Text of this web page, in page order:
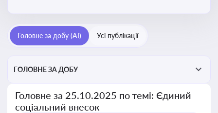
Головне за добу (AI) Усі публікації
ГОЛОВНЕ ЗА ДОБУ
Головне за 25.10.2025 по темі: Єдиний
соціальний внесок